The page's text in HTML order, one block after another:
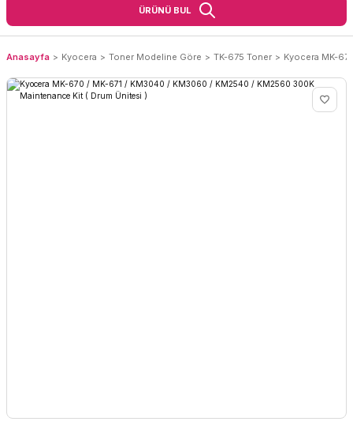
ÜRÜNÜ BUL
Anasayfa Kyocera Toner Modeline Göre TK-675 Toner Kyocera MK-